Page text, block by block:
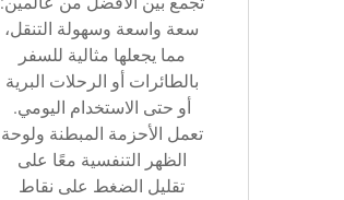
سعة واسعة وسهولة التنقل،
مما يجعلها مثالية للسفر
بالطائرات أو الرحلات البرية
أو حتى الاستخدام اليومي.
تعمل الأحزمة المبطنة ولوحة
الظهر التنفسية معًا على
تقليل الضغط على نقاط